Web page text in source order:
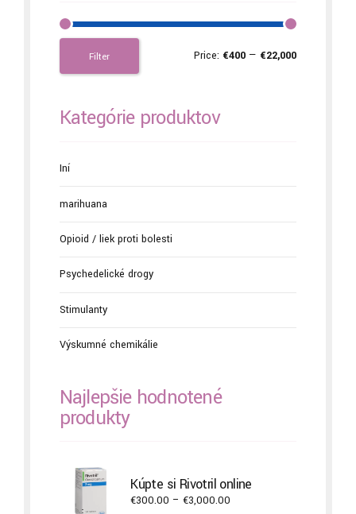
Filter Price: €400 — €22,000
Kategórie produktov
Iní
marihuana
Opioid / liek proti bolesti
Psychedelické drogy
Stimulanty
Výskumné chemikálie
Najlepšie hodnotené
produkty
Kúpte si Rivotril online
€300.00 – €3,000.00